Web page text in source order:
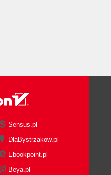
Sensus.pl
DlaBystrzakow.pl
Ebookpoint.pl
Beya.pl